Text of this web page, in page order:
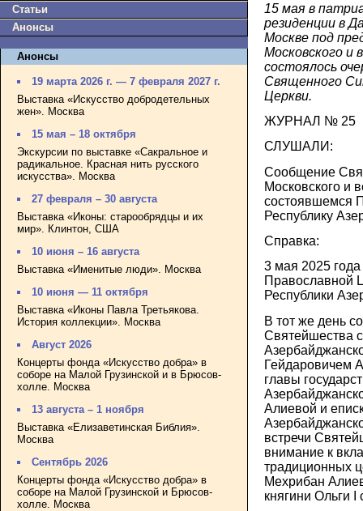
Статьи
Анонсы
Анонсы
19 марта 2026 г. — 7 февраля 2027 г.
Выставка «Искусство добродетельных
жен». Москва
15 мая – 18 октября
Экскурсии по выставке «Сакральное и
радикальное. Красная нить русского
искусства». Москва
27 февраля – 30 августа
Выставка «Иконы: старообрядцы и их
мир». Клинтон, США
10 июня – 16 августа
Выставка «Именитые люди». Москва
10 июня — 11 октября
Выставка «Иконы Павла Третьякова.
История коллекции». Москва
Август 2026
Концерты фонда «Искусство добра» в
соборе на Малой Грузинской и в Брюсов-
холле. Москва
13 августа – 1 ноября
Выставка «Елизаветинская Библия».
Москва
Сентябрь 2026
Концерты фонда «Искусство добра» в
соборе на Малой Грузинской и Брюсов-
холле. Москва
15 мая в
резиденции в
Москве под
Московского и
состоялось
Священного
Церкви.
ЖУРНАЛ № 25
СЛУШАЛИ:
Сообщение
Московского и
состоявшемся
Республику
Справка:
3 мая 2025
Православной
Республики
В тот же день
Святейшества
Гейдаровичем
главы
Алиевой и
встречи
внимание к
традиционных
Мехрибан
княгини Ольги I